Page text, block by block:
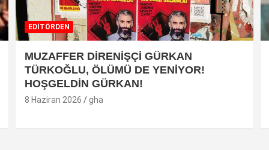
EDİTÖRDEN
MUZAFFER DİRENİŞÇİ GÜRKAN
TÜRKOĞLU, ÖLÜMÜ DE YENİYOR!
HOŞGELDİN GÜRKAN!
8 Haziran 2026 gha